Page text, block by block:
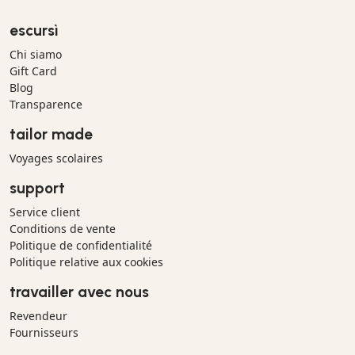
escursì
Chi siamo
Gift Card
Blog
Transparence
tailor made
Voyages scolaires
support
Service client
Conditions de vente
Politique de confidentialité
Politique relative aux cookies
travailler avec nous
Revendeur
Fournisseurs